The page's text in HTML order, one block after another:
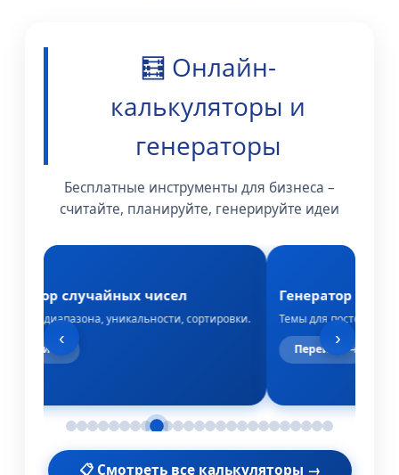
🧮 Онлайн-
калькуляторы и
генераторы
Бесплатные инструменты для бизнеса –
считайте, планируйте, генерируйте идеи
случайных чисел
диапазона, уникальности, сортировки.
Перейти →
Генератор идей
Темы для постов,
Перейти →
‹ ›
📋 Смотреть все калькуляторы →